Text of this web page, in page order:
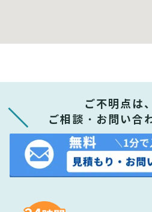
ご不明点は
ご相談・お問い合